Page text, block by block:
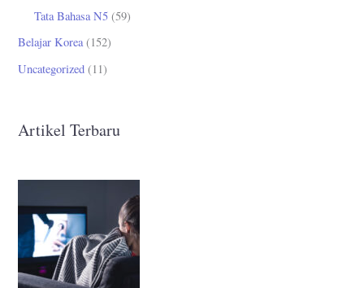
Tata Bahasa N5 (59)
Belajar Korea(152)
Uncategorized (11)
Artikel Terbaru